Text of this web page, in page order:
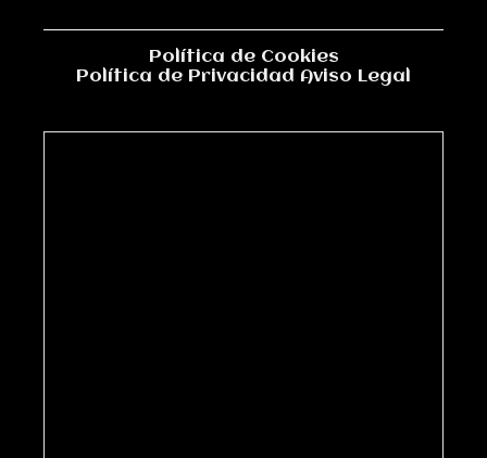
Política de Cookies
Política de Privacidad Aviso Legal